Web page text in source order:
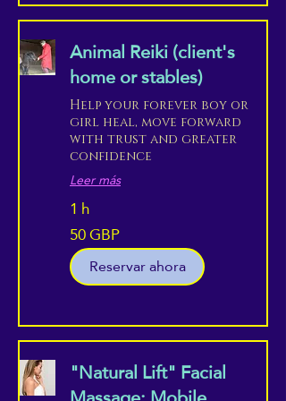
Animal Reiki (client's
home or stables)
Help your forever boy or
girl heal, move forward
with trust and greater
confidence
Leer más
1 h
libras
esterlinas
50 GBP
Reservar ahora
"Natural Lift" Facial